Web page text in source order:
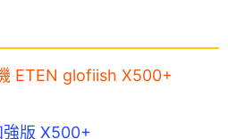
ETEN glofiish X500+
版 X500+